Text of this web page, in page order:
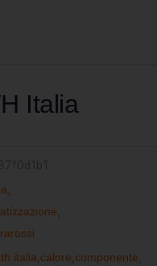
Italia
italia calore componente